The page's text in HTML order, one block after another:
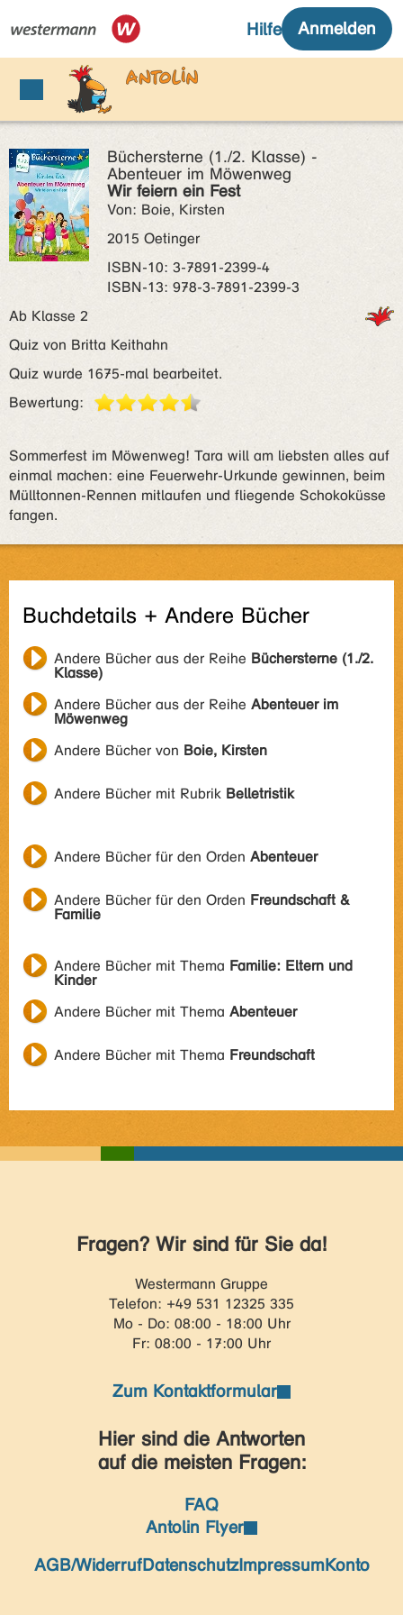
Büchersterne (1./2. Klasse) -
Abenteuer im Möwenweg
Wir feiern ein Fest
Von: Boie, Kirsten
2015 Oetinger
ISBN‑10: 3-7891-2399-4
ISBN‑13: 978-3-7891-2399-3
Ab Klasse 2
Quiz von Britta Keithahn
Quiz wurde 1675-mal bearbeitet.
Bewertung:
Sommerfest im Möwenweg! Tara will am liebsten alles auf
einmal machen: eine Feuerwehr-Urkunde gewinnen, beim
Mülltonnen-Rennen mitlaufen und fliegende Schokoküsse
fangen.
Buchdetails + Andere Bücher
Andere Bücher aus der Reihe Büchersterne (1./2.
Klasse)
Andere Bücher aus der Reihe Abenteuer im
Möwenweg
Andere Bücher von Boie, Kirsten
Andere Bücher mit Rubrik Belletristik
Andere Bücher für den Orden Abenteuer
Andere Bücher für den Orden Freundschaft &
Familie
Andere Bücher mit Thema Familie: Eltern und
Kinder
Andere Bücher mit Thema Abenteuer
Andere Bücher mit Thema Freundschaft